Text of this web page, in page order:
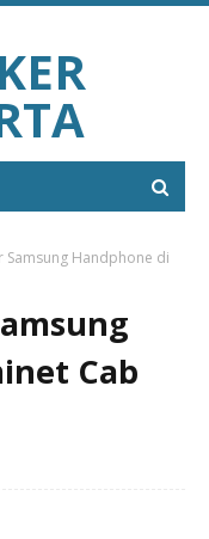
Handphone di
Cab